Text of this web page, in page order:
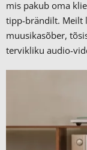
mis pakub oma
tipp-brändilt. Meilt
muusikasõber,
tervikliku audio-